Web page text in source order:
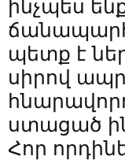
ինչպես
պետք է
սիրով
ստացած
Հոր